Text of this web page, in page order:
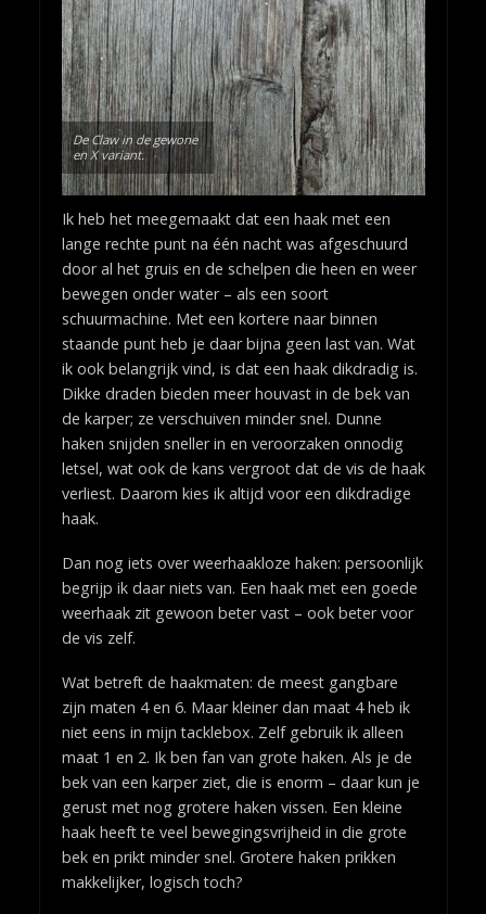
De Claw in de gewone
en X variant.
Ik heb het meegemaakt dat een haak met een
lange rechte punt na één nacht was afgeschuurd
door al het gruis en de schelpen die heen en weer
bewegen onder water – als een soort
schuurmachine. Met een kortere naar binnen
staande punt heb je daar bijna geen last van. Wat
ik ook belangrijk vind, is dat een haak dikdradig is.
Dikke draden bieden meer houvast in de bek van
de karper; ze verschuiven minder snel. Dunne
haken snijden sneller in en veroorzaken onnodig
letsel, wat ook de kans vergroot dat de vis de haak
verliest. Daarom kies ik altijd voor een dikdradige
haak.
Dan nog iets over weerhaakloze haken: persoonlijk
begrijp ik daar niets van. Een haak met een goede
weerhaak zit gewoon beter vast – ook beter voor
de vis zelf.
Wat betreft de haakmaten: de meest gangbare
zijn maten 4 en 6. Maar kleiner dan maat 4 heb ik
niet eens in mijn tacklebox. Zelf gebruik ik alleen
maat 1 en 2. Ik ben fan van grote haken. Als je de
bek van een karper ziet, die is enorm – daar kun je
gerust met nog grotere haken vissen. Een kleine
haak heeft te veel bewegingsvrijheid in die grote
bek en prikt minder snel. Grotere haken prikken
makkelijker, logisch toch?